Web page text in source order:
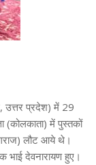
उत्तर प्रदेश) में 29
में पुस्तकों
लौट आये थे।
भाई देवनारायण हुए।